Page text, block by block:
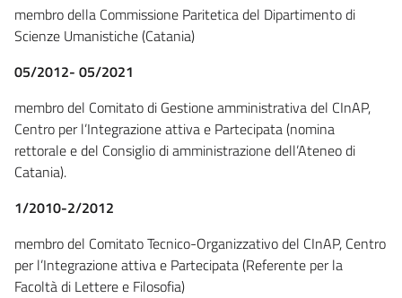
membro della Commissione Paritetica del Dipartimento di
Scienze Umanistiche (Catania)
05/2012- 05/2021
membro del Comitato di Gestione amministrativa del CInAP,
Centro per l’Integrazione attiva e Partecipata (nomina
rettorale e del Consiglio di amministrazione dell’Ateneo di
Catania).
1/2010-2/2012
membro del Comitato Tecnico-Organizzativo del CInAP, Centro
per l’Integrazione attiva e Partecipata (Referente per la
Facoltà di Lettere e Filosofia)